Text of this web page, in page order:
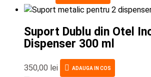
Suport Dublu din Otel
Dispenser 300 ml
350,00 lei ADAUGA IN COS